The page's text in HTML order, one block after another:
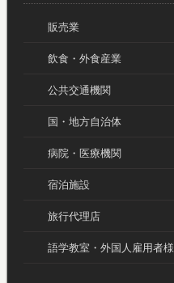
販売業
飲食・外食産業
公共交通機関
国・地方自治体
病院・医療機関
宿泊施設
旅行代理店
語学教室・外国人雇用者様